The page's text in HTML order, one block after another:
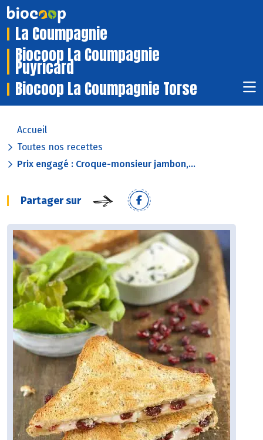
La Coumpagnie
Biocoop La Coumpagnie
Puyricard
Biocoop La Coumpagnie Torse
Accueil
Toutes nos recettes
Prix engagé : Croque-monsieur jambon,...
Partager sur